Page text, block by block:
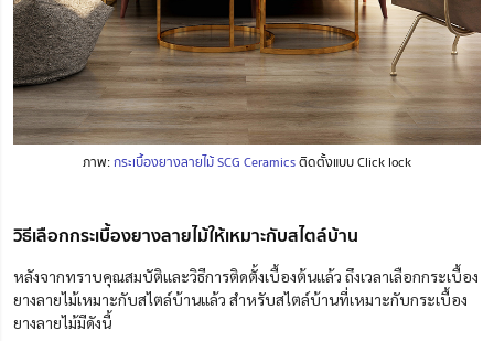
ภาพ:กระเบื้องยางลายไม้ SCG Ceramicsติดตั้งแบบ Click lock
วิธีเลือกกระเบื้องยางลายไม้ให้เหมาะกับสไตล์บ้าน
หลังจากทราบคุณสมบัติและวิธีการติดตั้งเบื้องต้นแล้ว ถึงเวลาเลือกกระเบื้อง
ยางลายไม้เหมาะกับสไตล์บ้านแล้ว สำหรับสไตล์บ้านที่เหมาะกับกระเบื้อง
ยางลายไม้มีดังนี้